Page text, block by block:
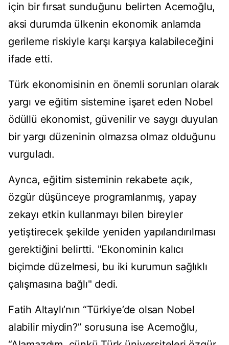
için bir fırsat sunduğunu belirten Acemoğlu,
aksi durumda ülkenin ekonomik anlamda
gerileme riskiyle karşı karşıya kalabileceğini
ifade etti.
Türk ekonomisinin en önemli sorunları olarak
yargı ve eğitim sistemine işaret eden Nobel
ödüllü ekonomist, güvenilir ve saygı duyulan
bir yargı düzeninin olmazsa olmaz olduğunu
vurguladı.
Ayrıca, eğitim sisteminin rekabete açık,
özgür düşünceye programlanmış, yapay
zekayı etkin kullanmayı bilen bireyler
yetiştirecek şekilde yeniden yapılandırılması
gerektiğini belirtti. "Ekonominin kalıcı
biçimde düzelmesi, bu iki kurumun sağlıklı
çalışmasına bağlı" dedi.
Fatih Altaylı’nın “Türkiye’de olsan Nobel
alabilir miydin?” sorusuna ise Acemoğlu,